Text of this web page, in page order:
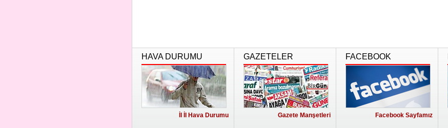
HAVA DURUMU
İl İl Hava Durumu
GAZETELER
Gazete Manşetleri
FACEBOOK
Facebook Sayfamız